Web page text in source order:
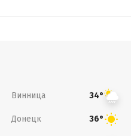
Винница 34°
Донецк 36°